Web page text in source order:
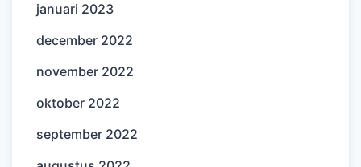
januari 2023
december 2022
november 2022
oktober 2022
september 2022